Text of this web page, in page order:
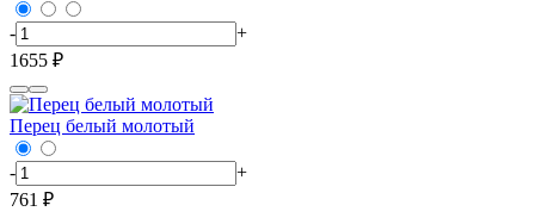
-
+
1655 ₽
Перец белый молотый
-
+
761 ₽